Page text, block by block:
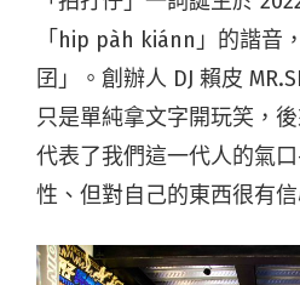
「hip pàh kiánn」的諧音
囝」。創辦人 DJ 賴皮
只是單純拿文字開玩笑，
代表了我們這一代人的氣
性、但對自己的東西很有信